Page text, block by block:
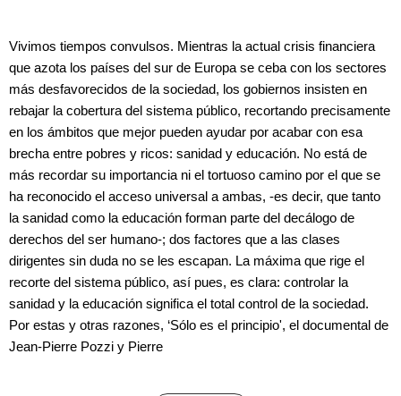
Vivimos tiempos convulsos. Mientras la actual crisis financiera
que azota los países del sur de Europa se ceba con los sectores
más desfavorecidos de la sociedad, los gobiernos insisten en
rebajar la cobertura del sistema público, recortando precisamente
en los ámbitos que mejor pueden ayudar por acabar con esa
brecha entre pobres y ricos: sanidad y educación. No está de
más recordar su importancia ni el tortuoso camino por el que se
ha reconocido el acceso universal a ambas, -es decir, que tanto
la sanidad como la educación forman parte del decálogo de
derechos del ser humano-; dos factores que a las clases
dirigentes sin duda no se les escapan. La máxima que rige el
recorte del sistema público, así pues, es clara: controlar la
sanidad y la educación significa el total control de la sociedad.
Por estas y otras razones, ‘Sólo es el principio', el documental de
Jean-Pierre Pozzi y Pierre